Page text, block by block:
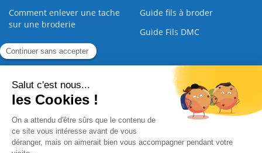
Comment enlever une tache
sur une broderie
Guide fils à broder
Guide Fils DMC
Guide de la Broderie
Commande Papier Qui sommes nous Nous contacter |
Paiement sécurisé